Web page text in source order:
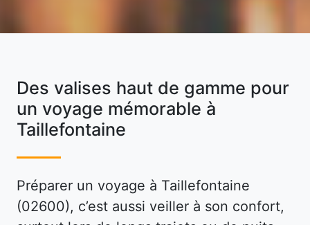
Des valises haut de gamme pour
un voyage mémorable à
Taillefontaine
Préparer un voyage à Taillefontaine
(02600), c’est aussi veiller à son confort,